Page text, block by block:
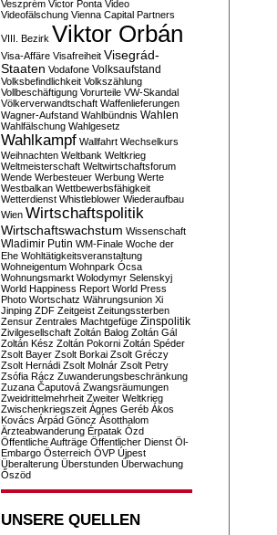
Veszprém Victor Ponta Video
Videofälschung Vienna Capital Partners
VIII. Bezirk Viktor Orbán
Visa-Affäre Visafreiheit Visegrád-
Staaten Vodafone Volksaufstand
Volksbefindlichkeit Volkszählung
Vollbeschäftigung Vorurteile VW-Skandal
Völkerverwandtschaft Waffenlieferungen
Wagner-Aufstand Wahlbündnis Wahlen
Wahlfälschung Wahlgesetz
Wahlkampf Wallfahrt Wechselkurs
Weihnachten Weltbank Weltkrieg
Weltmeisterschaft Weltwirtschaftsforum
Wende Werbesteuer Werbung Werte
Westbalkan Wettbewerbsfähigkeit
Wetterdienst Whistleblower Wiederaufbau
Wien Wirtschaftspolitik
Wirtschaftswachstum Wissenschaft
Wladimir Putin WM-Finale Woche der
Ehe Wohltätigkeitsveranstaltung
Wohneigentum Wohnpark Ócsa
Wohnungsmarkt Wolodymyr Selenskyj
World Happiness Report World Press
Photo Wortschatz Währungsunion Xi
Jinping ZDF Zeitgeist Zeitungssterben
Zensur Zentrales Machtgefüge Zinspolitik
Zivilgesellschaft Zoltán Balog Zoltán Gál
Zoltán Kész Zoltán Pokorni Zoltán Spéder
Zsolt Bayer Zsolt Borkai Zsolt Gréczy
Zsolt Hernádi Zsolt Molnár Zsolt Petry
Zsófia Rácz Zuwanderungsbeschränkung
Zuzana Čaputová Zwangsräumungen
Zweidrittelmehrheit Zweiter Weltkrieg
Zwischenkriegszeit Ágnes Geréb Ákos
Kovács Árpád Göncz Ásotthalom
Ärzteabwanderung Érpatak Ózd
Öffentliche Aufträge Öffentlicher Dienst Öl-
Embargo Österreich ÖVP Újpest
Überalterung Überstunden Überwachung
Őszöd
UNSERE QUELLEN